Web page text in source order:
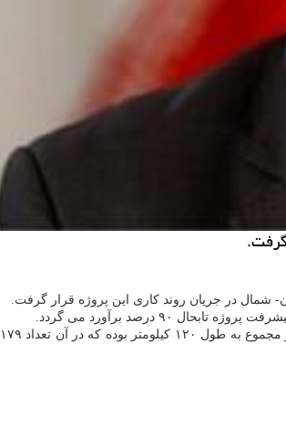
شمال در جریان روند كاری این پروژه قرار گرفت.